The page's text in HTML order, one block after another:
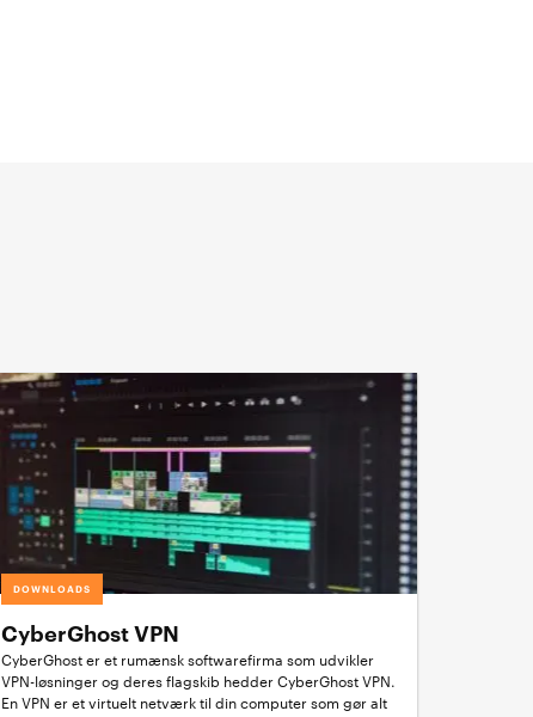
DOWNLOADS
CyberGhost VPN
CyberGhost er et rumænsk softwarefirma som udvikler
VPN-løsninger og deres flagskib hedder CyberGhost VPN.
En VPN er et virtuelt netværk til din computer som gør alt